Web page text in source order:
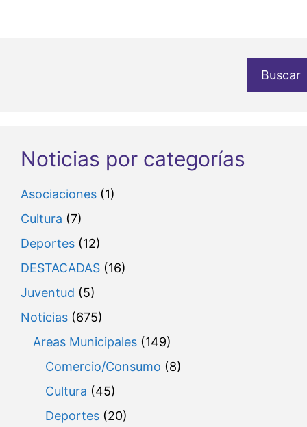
Buscar
Noticias por categorías
Asociaciones (1)
Cultura (7)
Deportes (12)
DESTACADAS (16)
Juventud (5)
Noticias (675)
Areas Municipales (149)
Comercio/Consumo (8)
Cultura (45)
Deportes (20)